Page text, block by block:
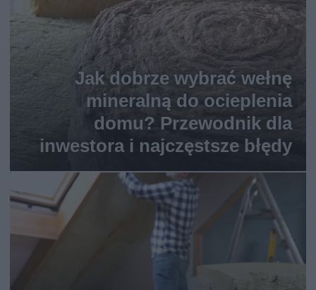
Jak dobrze wybrać wełnę
mineralną do ocieplenia
domu? Przewodnik dla
inwestora i najczęstsze błędy